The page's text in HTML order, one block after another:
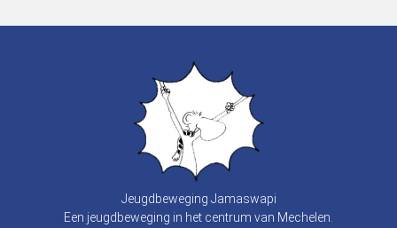
Jeugdbeweging Jamaswapi
Een jeugdbeweging in het centrum van Mechelen.